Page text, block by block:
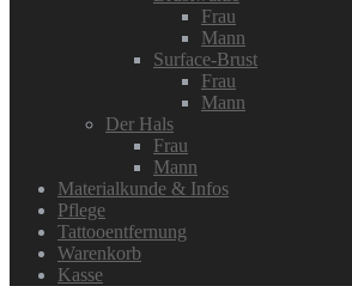
Frau
Mann
Surface-Brust
Frau
Mann
Der Hals
Frau
Mann
Materialkunde & Infos
Pflege
Tattooentfernung
Warenkorb
Kasse